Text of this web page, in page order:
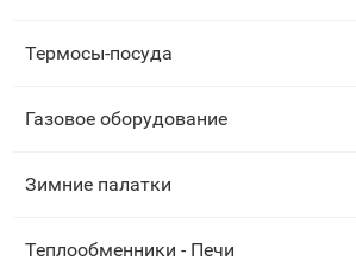
Термосы-посуда
Газовое оборудование
Зимние палатки
Теплообменники - Печи